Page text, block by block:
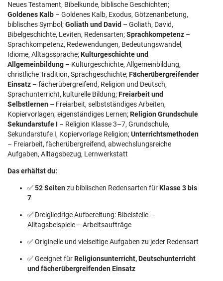
Neues Testament, Bibelkunde, biblische Geschichten;
Goldenes Kalb – Goldenes Kalb, Exodus, Götzenanbetung,
biblisches Symbol;Goliath und David – Goliath, David,
Bibelgeschichte, Leviten, Redensarten;Sprachkompetenz –
Sprachkompetenz, Redewendungen, Bedeutungswandel,
Idiome, Alltagssprache;Kulturgeschichte und
Allgemeinbildung – Kulturgeschichte, Allgemeinbildung,
christliche Tradition, Sprachgeschichte;Fächerübergreifender
Einsatz – fächerübergreifend, Religion und Deutsch,
Sprachunterricht, kulturelle Bildung;Freiarbeit und
Selbstlernen – Freiarbeit, selbstständiges Arbeiten,
Kopiervorlagen, eigenständiges Lernen;Religion Grundschule
Sekundarstufe I – Religion Klasse 3–7, Grundschule,
Sekundarstufe I, Kopiervorlage Religion;Unterrichtsmethoden
– Freiarbeit, fächerübergreifend, abwechslungsreiche
Aufgaben, Alltagsbezug, Lernwerkstatt
Das erhältst du:
✅52 Seitenzu biblischen Redensarten fürKlasse 3 bis
7
✅ Dreigliedrige Aufbereitung: Bibelstelle –
Alltagsbeispiele – Arbeitsaufträge
✅ Originelle und vielseitige Aufgaben zu jeder Redensart
✅ Geeignet fürReligionsunterricht, Deutschunterricht
und fächerübergreifenden Einsatz